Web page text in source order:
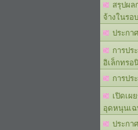
สรุปผล
จ้างในรอ
ประกา
การปร
อิเล็กทรอ
การปร
เปิดเผ
อุดหนุนเฉ
ประกา